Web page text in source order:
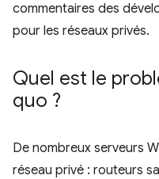
commentaires des
pour les réseaux privés.
Quel est le
quo ?
De nombreux serveurs
réseau privé : routeurs